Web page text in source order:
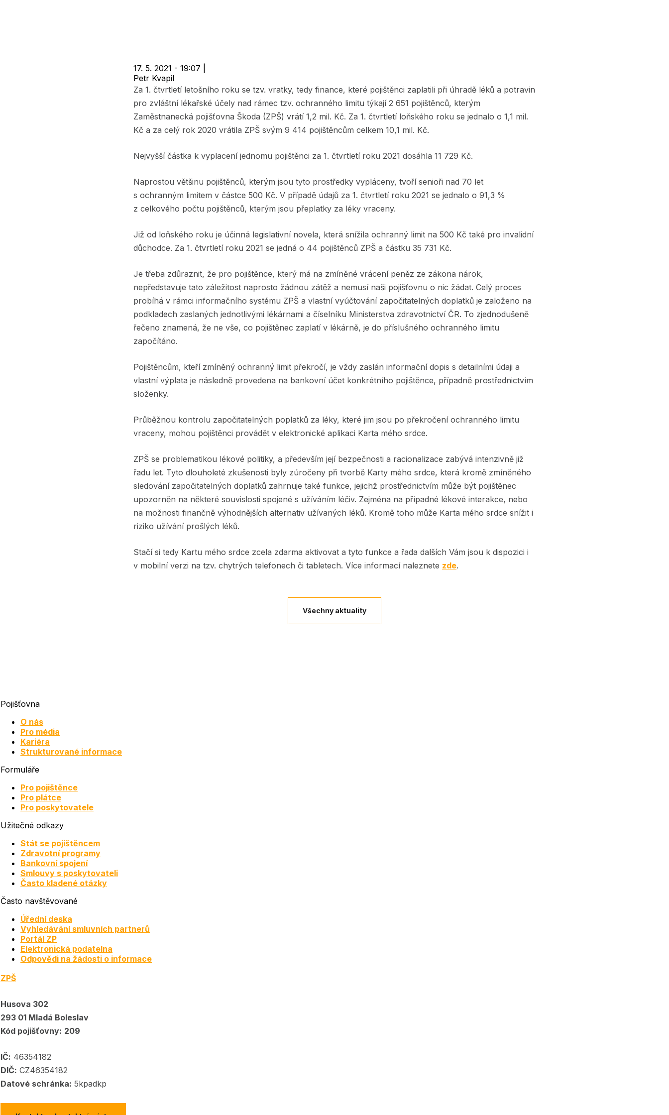
17. 5. 2021 - 19:07
Petr Kvapil
Za 1. čtvrtletí letošního roku se tzv. vratky, tedy finance, které pojištěnci zaplatili při úhradě léků a potravin
pro zvláštní lékařské účely nad rámec tzv. ochranného limitu týkají 2 651 pojištěnců, kterým
Zaměstnanecká pojišťovna Škoda (ZPŠ) vrátí 1,2 mil. Kč. Za 1. čtvrtletí loňského roku se jednalo o 1,1 mil.
Kč a za celý rok 2020 vrátila ZPŠ svým 9 414 pojištěncům celkem 10,1 mil. Kč.
Nejvyšší částka k vyplacení jednomu pojištěnci za 1. čtvrtletí roku 2021 dosáhla 11 729 Kč.
Naprostou většinu pojištěnců, kterým jsou tyto prostředky vypláceny, tvoří senioři nad 70 let
s ochranným limitem v částce 500 Kč. V případě údajů za 1. čtvrtletí roku 2021 se jednalo o 91,3 %
z celkového počtu pojištěnců, kterým jsou přeplatky za léky vraceny.
Již od loňského roku je účinná legislativní novela, která snížila ochranný limit na 500 Kč také pro invalidní
důchodce. Za 1. čtvrtletí roku 2021 se jedná o 44 pojištěnců ZPŠ a částku 35 731 Kč.
Je třeba zdůraznit, že pro pojištěnce, který má na zmíněné vrácení peněz ze zákona nárok,
nepředstavuje tato záležitost naprosto žádnou zátěž a nemusí naši pojišťovnu o nic žádat. Celý proces
probíhá v rámci informačního systému ZPŠ a vlastní vyúčtování započitatelných doplatků je založeno na
podkladech zaslaných jednotlivými lékárnami a číselníku Ministerstva zdravotnictví ČR. To zjednodušeně
řečeno znamená, že ne vše, co pojištěnec zaplatí v lékárně, je do příslušného ochranného limitu
započítáno.
Pojištěncům, kteří zmíněný ochranný limit překročí, je vždy zaslán informační dopis s detailními údaji a
vlastní výplata je následně provedena na bankovní účet konkrétního pojištěnce, případně prostřednictvím
složenky.
Průběžnou kontrolu započitatelných poplatků za léky, které jim jsou po překročení ochranného limitu
vraceny, mohou pojištěnci provádět v elektronické aplikaci Karta mého srdce.
ZPŠ se problematikou lékové politiky, a především její bezpečnosti a racionalizace zabývá intenzivně již
řadu let. Tyto dlouholeté zkušenosti byly zúročeny při tvorbě Karty mého srdce, která kromě zmíněného
sledování započitatelných doplatků zahrnuje také funkce, jejichž prostřednictvím může být pojištěnec
upozorněn na některé souvislosti spojené s užíváním léčiv. Zejména na případné lékové interakce, nebo
na možnosti finančně výhodnějších alternativ užívaných léků. Kromě toho může Karta mého srdce snížit i
riziko užívání prošlých léků.
Stačí si tedy Kartu mého srdce zcela zdarma aktivovat a tyto funkce a řada dalších Vám jsou k dispozici i
v mobilní verzi na tzv. chytrých telefonech či tabletech. Více informací naleznete zde.
Všechny aktuality
Pojišťovna
O nás
Pro média
Kariéra
Strukturované informace
Formuláře
Pro pojištěnce
Pro plátce
Pro poskytovatele
Užitečné odkazy
Stát se pojištěncem
Zdravotní programy
Bankovní spojení
Smlouvy s poskytovateli
Často kladené otázky
Často navštěvované
Úřední deska
Vyhledávání smluvních partnerů
Portál ZP
Elektronická podatelna
Odpovědi na žádosti o informace
ZPŠ
Husova 302
293 01 Mladá Boleslav
Kód pojišťovny: 209
IČ: 46354182
DIČ: CZ46354182
Datové schránka: 5kpadkp